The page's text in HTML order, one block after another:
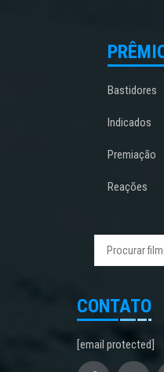
Bastidores
Indicados
Premiação
Reações
CONTATO
[email protected]